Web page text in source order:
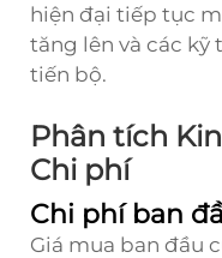
hiện đại tiếp tục
tăng lên và các kỹ
tiến bộ.
Phân tích
Chi phí
Chi phí ban
Giá mua ban đầu